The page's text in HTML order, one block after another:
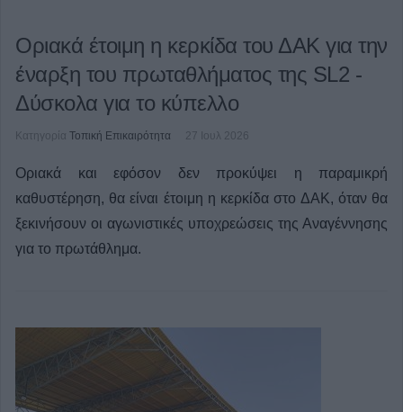
Οριακά έτοιμη η κερκίδα του ΔΑΚ για την
έναρξη του πρωταθλήματος της SL2 -
Δύσκολα για το κύπελλο
Κατηγορία Τοπική Επικαιρότητα 27 Ιουλ 2026
Οριακά και εφόσον δεν προκύψει η παραμικρή
καθυστέρηση, θα είναι έτοιμη η κερκίδα στο ΔΑΚ, όταν θα
ξεκινήσουν οι αγωνιστικές υποχρεώσεις της Αναγέννησης
για το πρωτάθλημα.